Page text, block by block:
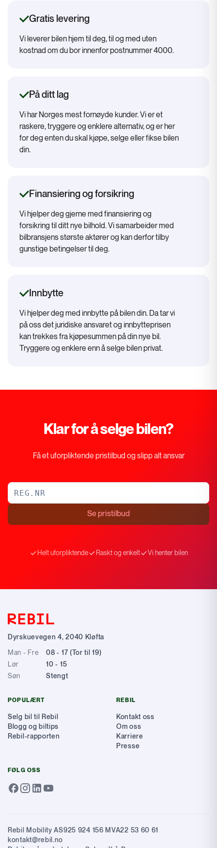
Gratis levering
Vi leverer bilen hjem til deg, til og med uten
kostnad om du bor innenfor postnummer 4000.
På ditt lag
Vi har Norges mest fornøyde kunder. Vi er et
raskere, tryggere og enklere alternativ, og er her
for deg enten du skal kjøpe, selge eller fikse bilen
din.
Finansiering og forsikring
Vi hjelper deg gjerne med finansiering og
forsikring til ditt nye bilhold. Vi samarbeider med
bilbransjens største aktører og kan derfor tilby
gunstige betingelser til deg.
Innbytte
Vi hjelper deg med innbytte på bilen din. Da tar vi
på oss det juridiske ansvaret og innbytteprisen
kan trekkes fra kjøpesummen på din nye bil.
Tryggere og enklere enn å selge bilen privat.
Klar for å selge bilen?
Få et uforpliktende pristilbud og slipp alt ansvar
Se pristilbud
Helt uforpliktende Raskt og enkelt Vi henter bilen
Dyrskuevegen 4,2040 Kløfta
Man - Fre
08 - 17 (Tor til 19)
Lør
10 - 15
Søn
Stengt
POPULÆRT
Selg bil til Rebil
Blogg og biltips
Rebil-rapporten
REBIL
Kontakt oss
Om oss
Karriere
Presse
FØLG OSS
Rebil Mobility AS925 924 156 MVA22 53 60 61
kontakt@rebil.no